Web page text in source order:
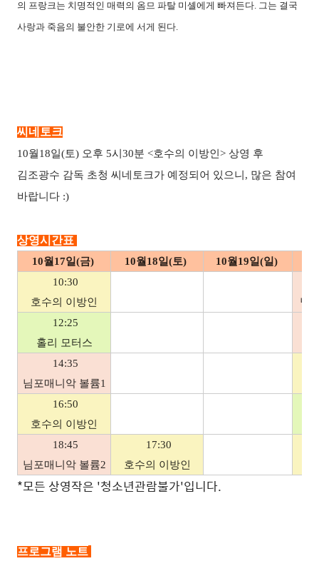
의 프랑크는 치명적인 매력의 옴므 파탈 미셸에게 빠져든다. 그는 결국
사랑과 죽음의 불안한 기로에 서게 된다.
씨네토크
10월18일(토) 오후 5시30분 <호수의 이방인> 상영 후
김조광수 감독 초청 씨네토크가 예정되어 있으니, 많은 참여
바랍니다 :)
상영시간표
10월17일(금) 10월18일(토) 10월19일(일)
10:30
호수의 이방인
님
12:25
홀리 모터스
14:35
님포매니악 볼륨1
16:50
호수의 이방인
18:45
님포매니악 볼륨2
17:30
호수의 이방인
*모든 상영작은 '청소년관람불가'입니다.
프로그램 노트